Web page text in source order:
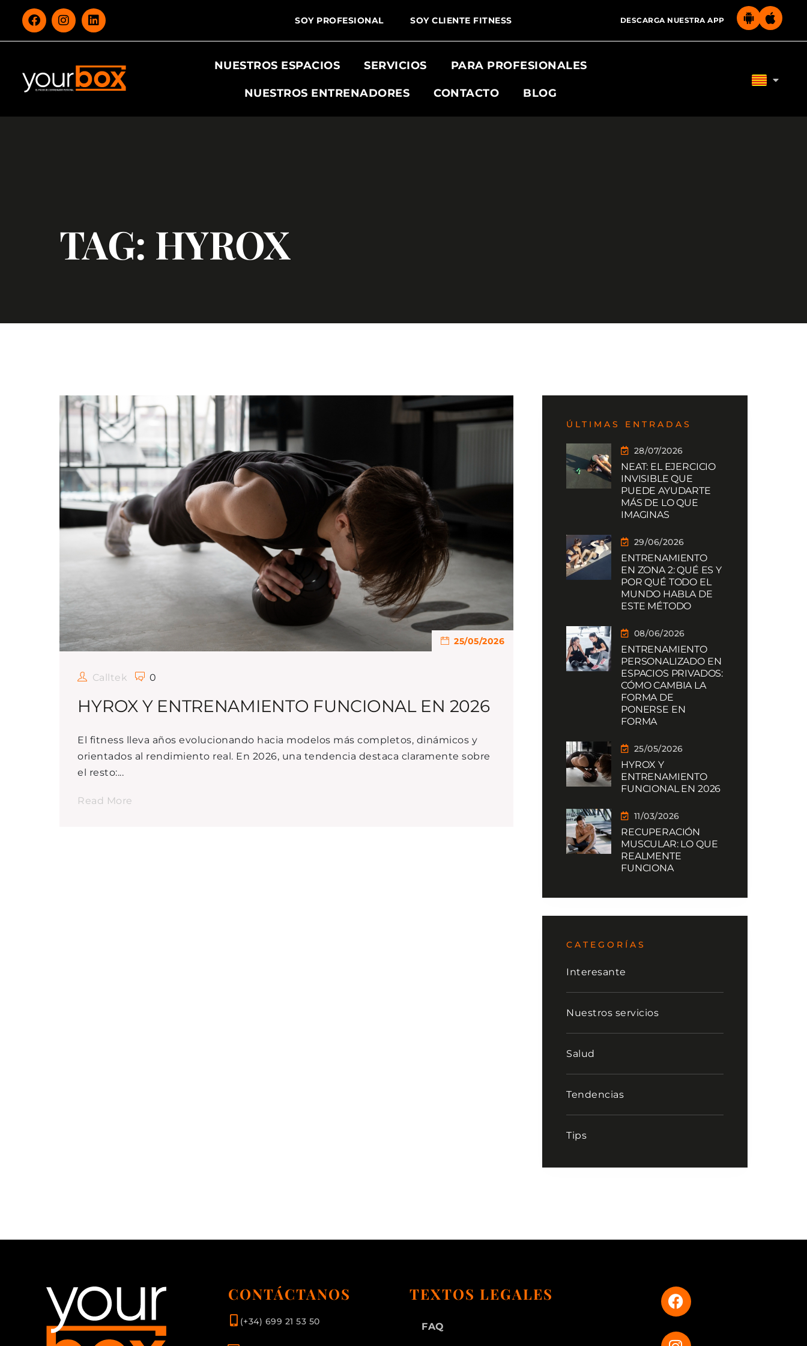
SOY PROFESIONAL SOY CLIENTE FITNESS DESCARGA NUESTRA APP
NUESTROS ESPACIOS SERVICIOS
PARA PROFESIONALES
NUESTROS ENTRENADORES
CONTACTO BLOG
TAG: HYROX
25/05/2026
Calltek 0
HYROX Y ENTRENAMIENTO FUNCIONAL EN 2026
El fitness lleva años evolucionando hacia modelos más completos, dinámicos y
orientados al rendimiento real. En 2026, una tendencia destaca claramente sobre
el resto:...
Read More
ÚLTIMAS ENTRADAS
28/07/2026
NEAT: EL EJERCICIO
INVISIBLE QUE
PUEDE AYUDARTE
MÁS DE LO QUE
IMAGINAS
29/06/2026
ENTRENAMIENTO
EN ZONA 2: QUÉ ES Y
POR QUÉ TODO EL
MUNDO HABLA DE
ESTE MÉTODO
08/06/2026
ENTRENAMIENTO
PERSONALIZADO EN
ESPACIOS PRIVADOS:
CÓMO CAMBIA LA
FORMA DE
PONERSE EN
FORMA
25/05/2026
HYROX Y
ENTRENAMIENTO
FUNCIONAL EN 2026
11/03/2026
RECUPERACIÓN
MUSCULAR: LO QUE
REALMENTE
FUNCIONA
CATEGORÍAS
Interesante
Nuestros servicios
Salud
Tendencias
Tips
CONTÁCTANOS
(+34) 699 21 53 50
TEXTOS LEGALES
FAQ